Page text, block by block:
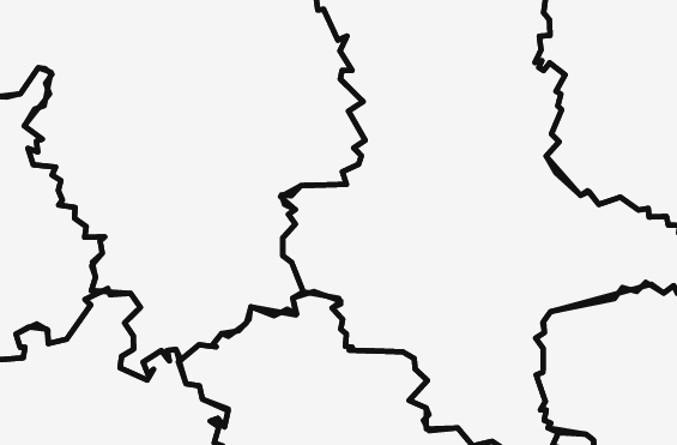
bei Ihnen.